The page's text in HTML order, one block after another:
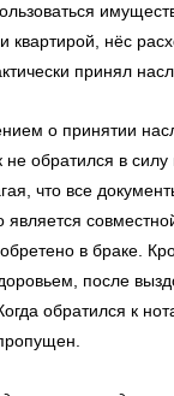
квартирой, нёс
принял
о принятии
обратился в силу
что все
в браке.
после
обратился к